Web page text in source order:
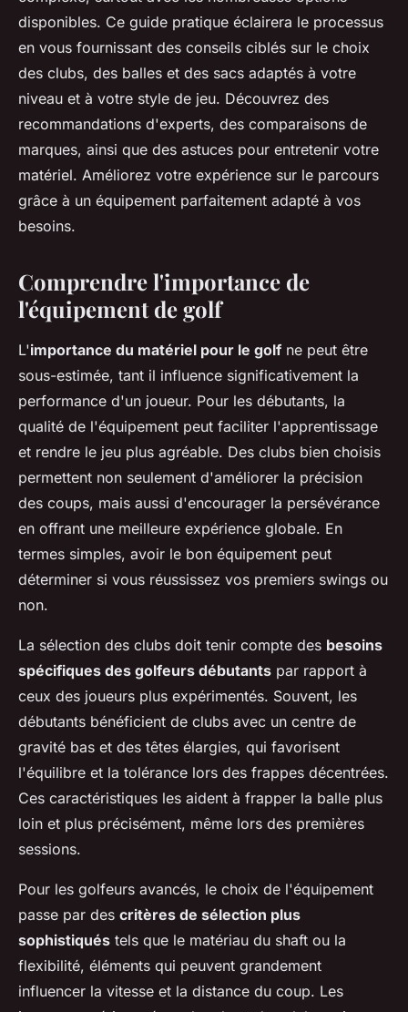
Eva•5 janvier 2025•11 min de lecture
disponibles. Ce guide pratique éclairera le processus
en vous fournissant des conseils ciblés sur le choix
des clubs, des balles et des sacs adaptés à votre
niveau et à votre style de jeu. Découvrez des
recommandations d'experts, des comparaisons de
marques, ainsi que des astuces pour entretenir votre
matériel. Améliorez votre expérience sur le parcours
grâce à un équipement parfaitement adapté à vos
besoins.
Comprendre l'importance de
l'équipement de golf
L'importance du matériel pour le golf ne peut être
sous-estimée, tant il influence significativement la
performance d'un joueur. Pour les débutants, la
qualité de l'équipement peut faciliter l'apprentissage
et rendre le jeu plus agréable. Des clubs bien choisis
permettent non seulement d'améliorer la précision
des coups, mais aussi d'encourager la persévérance
en offrant une meilleure expérience globale. En
termes simples, avoir le bon équipement peut
déterminer si vous réussissez vos premiers swings ou
non.
La sélection des clubs doit tenir compte des besoins
spécifiques des golfeurs débutants par rapport à
ceux des joueurs plus expérimentés. Souvent, les
débutants bénéficient de clubs avec un centre de
gravité bas et des têtes élargies, qui favorisent
l'équilibre et la tolérance lors des frappes décentrées.
Ces caractéristiques les aident à frapper la balle plus
loin et plus précisément, même lors des premières
sessions.
Pour les golfeurs avancés, le choix de l'équipement
passe par des critères de sélection plus
sophistiqués tels que le matériau du shaft ou la
flexibilité, éléments qui peuvent grandement
influencer la vitesse et la distance du coup. Les